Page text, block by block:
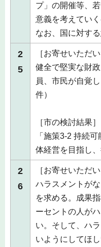
プ」の開催等、
意義を考えてい
なお、国に対す
2
5
［お寄せいただ
健全で堅実な財
員、市民が自覚
件）
［市の検討結果］
「施策3-2 持続
体経営を目指し
2
6
［お寄せいただ
ハラスメントが
を求める。成果
ーセントの人が
い。そして、ハ
いようにしてほ